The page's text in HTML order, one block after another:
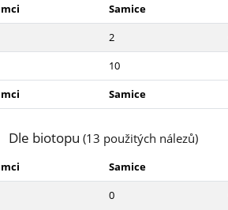
Samice
2
10
Samice
Dle biotopu (13 použitých nálezů)
Samice
0